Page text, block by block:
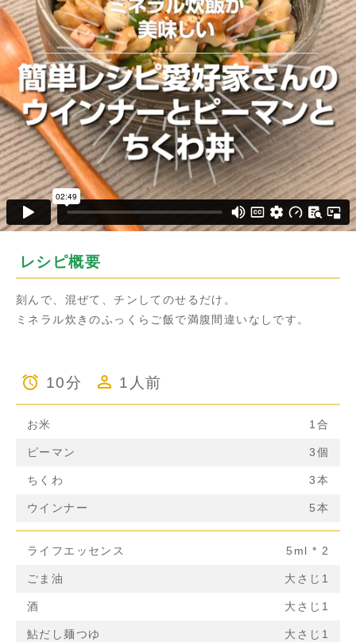
レシピ概要
刻んで、混ぜて、チンしてのせるだけ。
ミネラル炊きのふっくらご飯で満腹間違いなしです。
10分 1人前
お米 1合
ピーマン 3個
ちくわ 3本
ウインナー 5本
ライフエッセンス 5ml * 2
ごま油 大さじ1
酒 大さじ1
鮎だし麺つゆ 大さじ1